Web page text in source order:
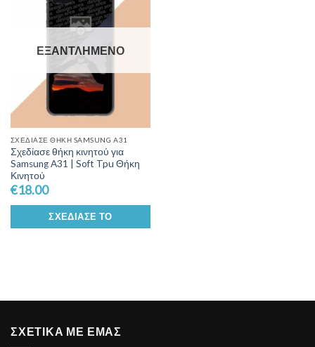
Wishlist
ΕΞΑΝΤΛΗΜΈΝΟ
ΣΧΕΔΊΑΣΕ ΘΉΚΗ SAMSUNG A31
Σχεδίασε θήκη κινητού για
Samsung A31 | Soft Tpu Θήκη
Κινητού
€18.00
ΣΧΕΔΊΑΣΕ ΤΟ
ΣΧΕΤΙΚΑ ΜΕ ΕΜΑΣ